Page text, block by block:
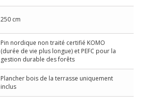
250 cm
Pin nordique non traité certifié KOMO
(durée de vie plus longue) et PEFC pour la
gestion durable des forêts
Plancher bois de la terrasse uniquement
inclus